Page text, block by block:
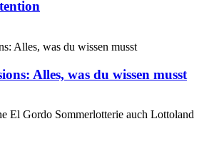
Alles, was du wissen musst